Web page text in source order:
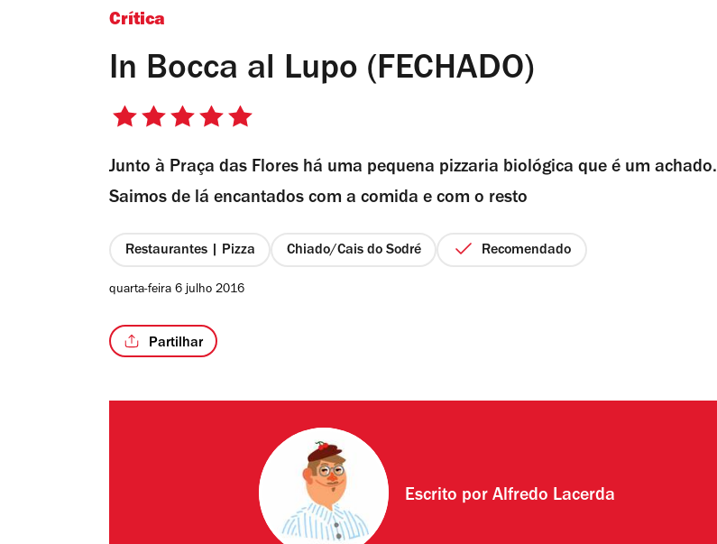
Crítica
In Bocca al Lupo (FECHADO)
5/5
Junto à Praça das Flores há uma pequena pizzaria biológica que é um achado.
Saimos de lá encantados com a comida e com o resto
Restaurantes | Pizza Chiado/Cais do Sodré Recomendado
quarta-feira 6 julho 2016
Partilhar
Escrito por Alfredo Lacerda